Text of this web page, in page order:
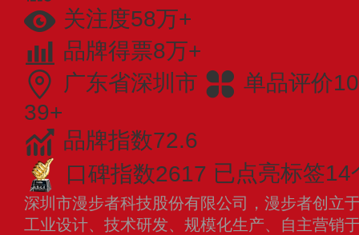
关注度58万+
品牌得票8万+
广东省深圳市
单品评价
39+
品牌指数72.6
口碑指数2617 已点亮标签14
深圳市漫步者科技股份有限公司，漫步者创立
工业设计、技术研发、规模化生产、自主营销